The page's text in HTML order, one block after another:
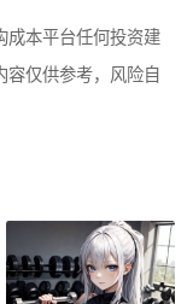
成本平台任何投资建
仅供参考，风险自